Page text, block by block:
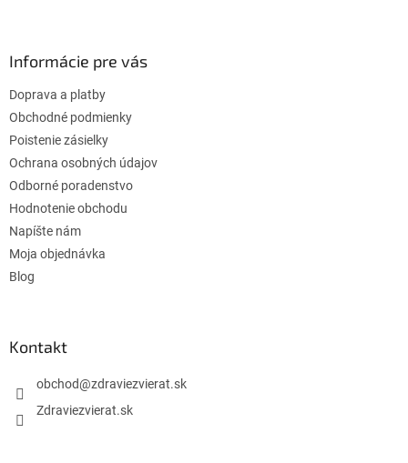
Informácie pre vás
Doprava a platby
Obchodné podmienky
Poistenie zásielky
Ochrana osobných údajov
Odborné poradenstvo
Hodnotenie obchodu
Napíšte nám
Moja objednávka
Blog
Kontakt
obchod@zdraviezvierat.sk
Zdraviezvierat.sk